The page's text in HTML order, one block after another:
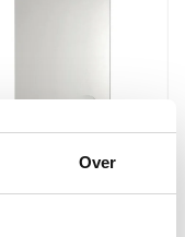
Over
Sapho